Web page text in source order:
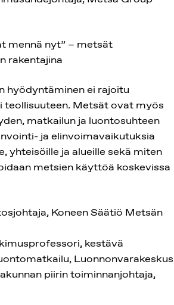
mennä nyt” – metsät
rakentajina
hyödyntäminen ei rajoitu
teollisuuteen. Metsät ovat myös
matkailun ja luontosuhteen
ja elinvoimavaikutuksia
yhteisöille ja alueille sekä miten
metsien käyttöä koskevissa
Koneen Säätiö Metsän
kestävä
Luonnonvarakeskus
piirin toiminnanjohtaja,